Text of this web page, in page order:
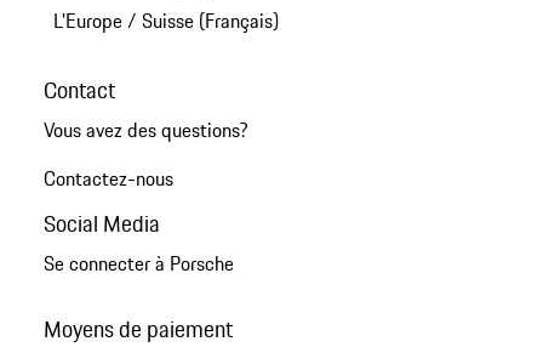
L'Europe/ Suisse (Français)
Contact
Vous avez des questions?
Contactez-nous
Social Media
Se connecter à Porsche
Moyens de paiement